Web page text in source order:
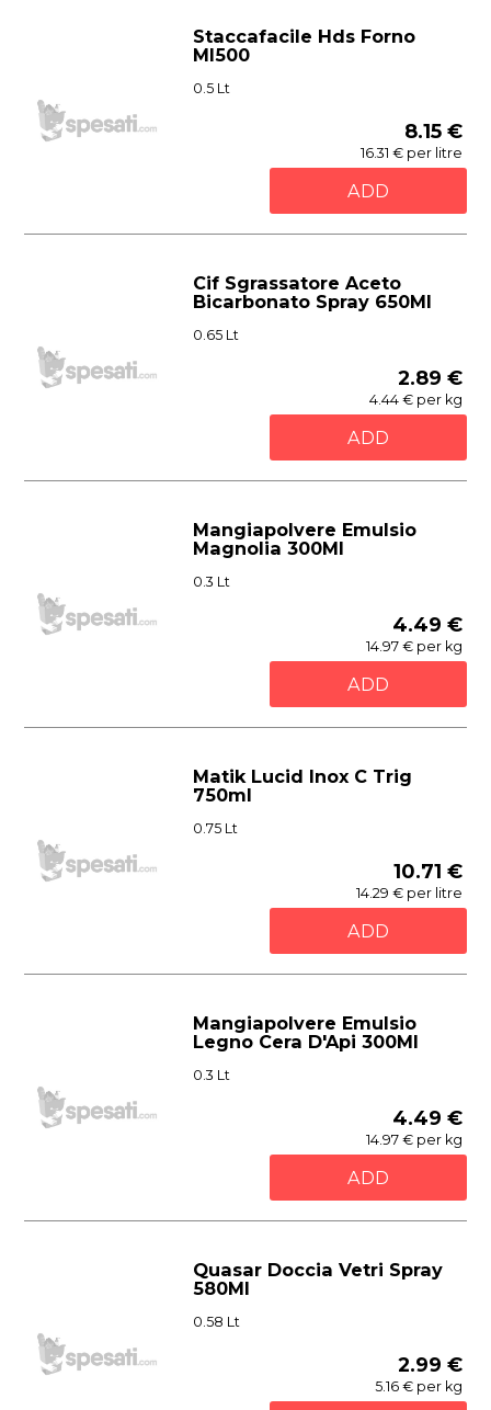
Staccafacile Hds Forno
Ml500
0.5 Lt
8.15 €
16.31 € per litre
ADD
Cif Sgrassatore Aceto
Bicarbonato Spray 650Ml
0.65 Lt
2.89 €
4.44 € per kg
ADD
Mangiapolvere Emulsio
Magnolia 300Ml
0.3 Lt
4.49 €
14.97 € per kg
ADD
Matik Lucid Inox C Trig
750ml
0.75 Lt
10.71 €
14.29 € per litre
ADD
Mangiapolvere Emulsio
Legno Cera D'Api 300Ml
0.3 Lt
4.49 €
14.97 € per kg
ADD
Quasar Doccia Vetri Spray
580Ml
0.58 Lt
2.99 €
5.16 € per kg